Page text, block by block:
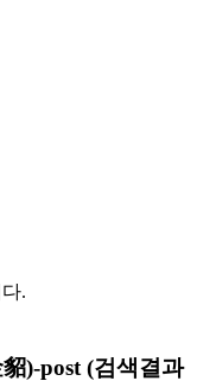
.
)-post (검색결과